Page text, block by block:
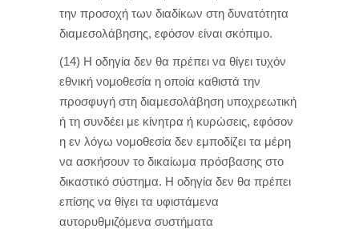
την προσοχή των διαδίκων στη δυνατότητα
διαμεσολάβησης, εφόσον είναι σκόπιμο.
(14) Η οδηγία δεν θα πρέπει να θίγει τυχόν
εθνική νομοθεσία η οποία καθιστά την
προσφυγή στη διαμεσολάβηση υποχρεωτική
ή τη συνδέει με κίνητρα ή κυρώσεις, εφόσον
η εν λόγω νομοθεσία δεν εμποδίζει τα μέρη
να ασκήσουν το δικαίωμα πρόσβασης στο
δικαστικό σύστημα. Η οδηγία δεν θα πρέπει
επίσης να θίγει τα υφιστάμενα
αυτορυθμιζόμενα συστήματα